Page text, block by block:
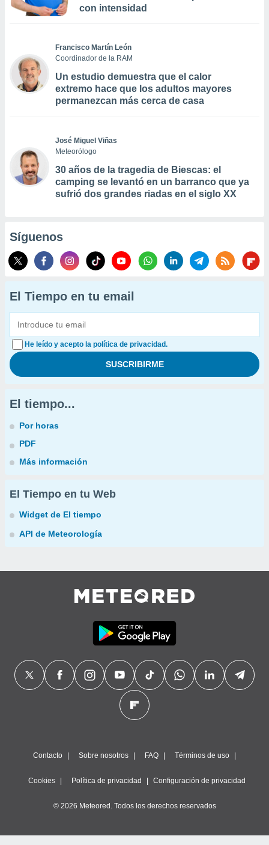
con intensidad
Francisco Martín León
Coordinador de la RAM
Un estudio demuestra que el calor
extremo hace que los adultos mayores
permanezcan más cerca de casa
José Miguel Viñas
Meteorólogo
30 años de la tragedia de Biescas: el
camping se levantó en un barranco que ya
sufrió dos grandes riadas en el siglo XX
Síguenos
El Tiempo en tu email
He leído y acepto la política de privacidad.
El tiempo...
Por horas
PDF
Más información
El Tiempo en tu Web
Widget de El tiempo
API de Meteorología
Contacto Sobre nosotros FAQ Términos de uso
Cookies Política de privacidad Configuración de privacidad
© 2026 Meteored. Todos los derechos reservados